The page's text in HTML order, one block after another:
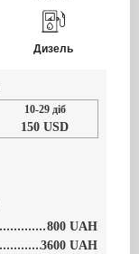
Дизель
10-29 діб
150 USD
800 UAH
3600 UAH